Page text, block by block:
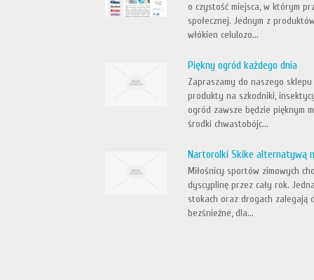
o czystość miejsca, w którym
społecznej. Jednym z
włókien celulozo...
Piękny ogród każdego dnia
Zapraszamy do naszego
produkty na szkodniki,
ogród zawsze będzie pięknym
środki chwastobójc...
Nartorolki Skike alternatywą
Miłośnicy sportów zimowych
dyscyplinę przez cały rok.
stokach oraz drogach zalegają
bezśnieżne, dla...